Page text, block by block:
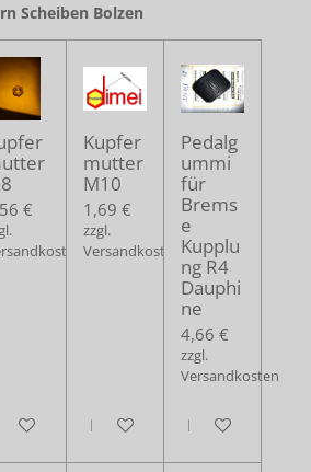
Scheiben Bolzen
€
den Warenkorb
Kupfer
mutter
M10
1,69 €
zzgl.
Versandkosten
In den Warenkorb
Pedalg
ummi
für
Brems
e
Kupplu
ng R4
Dauphi
ne
4,66 €
zzgl.
Versandkosten
In den